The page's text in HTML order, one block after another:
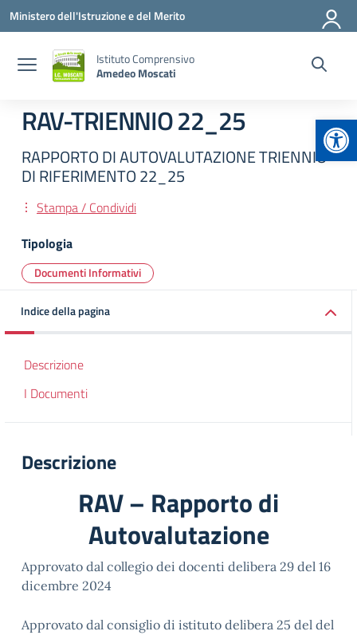
Vai ai contenuti
Vai al menu di navigazione
Vai al footer
Ministero dell'Istruzione e del Merito
Istituto Comprensivo
Amedeo Moscati
RAV-TRIENNIO 22_25
RAPPORTO DI AUTOVALUTAZIONE TRIENNIO
DI RIFERIMENTO 22_25
Stampa / Condividi
Tipologia
Documenti Informativi
Indice della pagina
Descrizione
I Documenti
Descrizione
RAV – Rapporto di
Autovalutazione
Approvato dal collegio dei docenti delibera 29 del 16
dicembre 2024
Approvato dal consiglio di istituto delibera 25 del del